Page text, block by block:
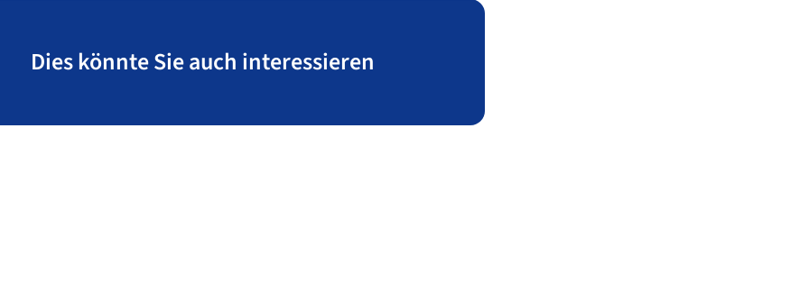
Dies könnte Sie auch interessieren